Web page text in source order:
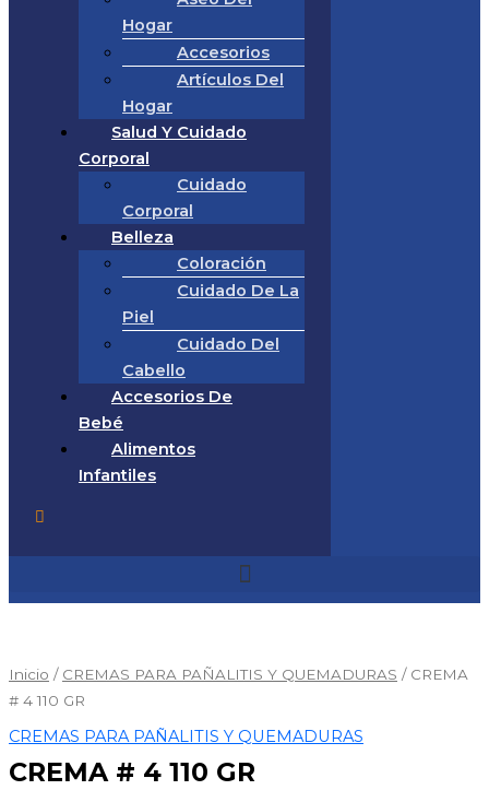
Hogar
Accesorios
Artículos Del
Hogar
Salud Y Cuidado
Corporal
Cuidado
Corporal
Belleza
Coloración
Cuidado De La
Piel
Cuidado Del
Cabello
Accesorios De
Bebé
Alimentos
Infantiles
Inicio / CREMAS PARA PAÑALITIS Y QUEMADURAS / CREMA
# 4 110 GR
CREMAS PARA PAÑALITIS Y QUEMADURAS
CREMA # 4 110 GR
4
110
cantidad